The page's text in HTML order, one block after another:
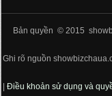
Bản quyền © 2015
Ghi rõ nguồn
|Điều khoản sử dụng và